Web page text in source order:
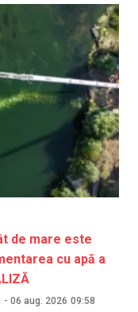
de mare este
cu apă a
- 06 aug. 2026 09:58